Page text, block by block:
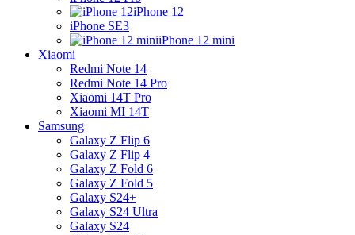
iPhone 12
iPhone SE3
iPhone 12 mini
Xiaomi
Redmi Note 14
Redmi Note 14 Pro
Xiaomi 14T Pro
Xiaomi MI 14T
Samsung
Galaxy Z Flip 6
Galaxy Z Flip 4
Galaxy Z Fold 6
Galaxy Z Fold 5
Galaxy S24+
Galaxy S24 Ultra
Galaxy S24